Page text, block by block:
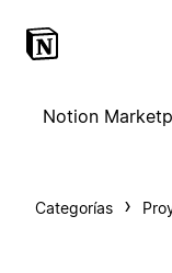
Notion
Categorías